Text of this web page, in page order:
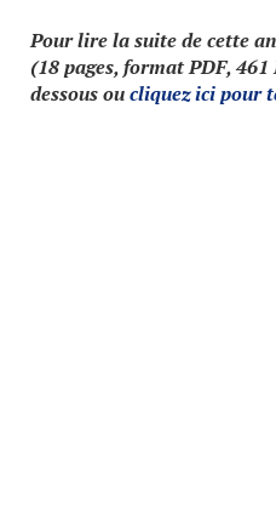
Pour lire la suite de cette
(18 pages, format PDF,
dessous oucliquez ici pour